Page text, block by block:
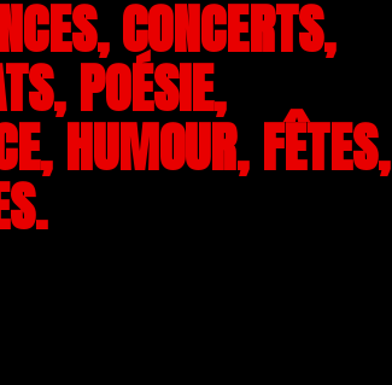
CONCERTS,
POÉSIE,
HUMOUR, FÊTES,